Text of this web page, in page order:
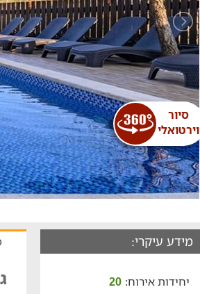
סיור
וירטואלי
מידע עיקרי:
יחידות אירוח: 20